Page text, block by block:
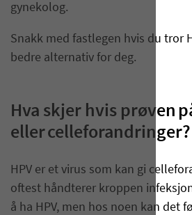
gynekolog.
Snakk med fastlegen hvis du tror
bedre alternativ for deg.
Hva skjer hvis prøven
eller celleforandringer?
HPV er et virus som kan gi
oftest håndterer kroppen
å ha HPV, men hos noen kan det